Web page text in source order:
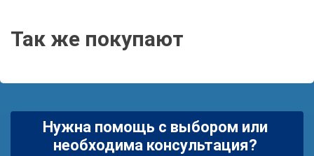
Так же покупают
Нужна помощь с выбором или
необходима консультация?